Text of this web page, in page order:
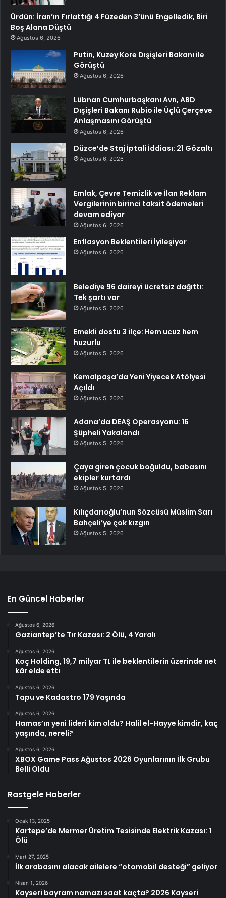
Ürdün: İran’ın Fırlattığı 4 Füzeden 3’ünü Engelledik, Biri
Boş Alana Düştü
Ağustos 6, 2026
Putin, Kuzey Kore Dışişleri Bakanı ile
Görüştü
Ağustos 6, 2026
Lübnan Cumhurbaşkanı Avn, ABD
Dışişleri Bakanı Rubio ile Üçlü Çerçeve
Anlaşmasını Görüştü
Ağustos 6, 2026
Düzce’de Staj İptali İddiası: 21 Gözaltı
Ağustos 6, 2026
Emlak, Çevre Temizlik ve İlan Reklam
Vergilerinin birinci taksit ödemeleri
devam ediyor
Ağustos 6, 2026
Enflasyon Beklentileri İyileşiyor
Ağustos 6, 2026
Belediye 96 daireyi ücretsiz dağıttı:
Tek şartı var
Ağustos 5, 2026
Emekli dostu 3 ilçe: Hem ucuz hem
huzurlu
Ağustos 5, 2026
Kemalpaşa’da Yeni Yiyecek Atölyesi
Açıldı
Ağustos 5, 2026
Adana’da DEAŞ Operasyonu: 16
Şüpheli Yakalandı
Ağustos 5, 2026
Çaya giren çocuk boğuldu, babasını
ekipler kurtardı
Ağustos 5, 2026
Kılıçdarıoğlu’nun Sözcüsü Müslim Sarı
Bahçeli’ye çok kızgın
Ağustos 5, 2026
En Güncel Haberler
Ağustos 6, 2026
Gaziantep’te Tır Kazası: 2 Ölü, 4 Yaralı
Ağustos 6, 2026
Koç Holding, 19,7 milyar TL ile beklentilerin üzerinde net
kâr elde etti
Ağustos 6, 2026
Tapu ve Kadastro 179 Yaşında
Ağustos 6, 2026
Hamas’ın yeni lideri kim oldu? Halil el-Hayye kimdir, kaç
yaşında, nereli?
Ağustos 6, 2026
XBOX Game Pass Ağustos 2026 Oyunlarının İlk Grubu
Belli Oldu
Rastgele Haberler
Ocak 13, 2025
Kartepe’de Mermer Üretim Tesisinde Elektrik Kazası: 1
Ölü
Mart 27, 2025
İlk arabasını alacak ailelere “otomobil desteği” geliyor
Nisan 1, 2026
Kayseri bayram namazı saat kaçta? 2026 Kayseri